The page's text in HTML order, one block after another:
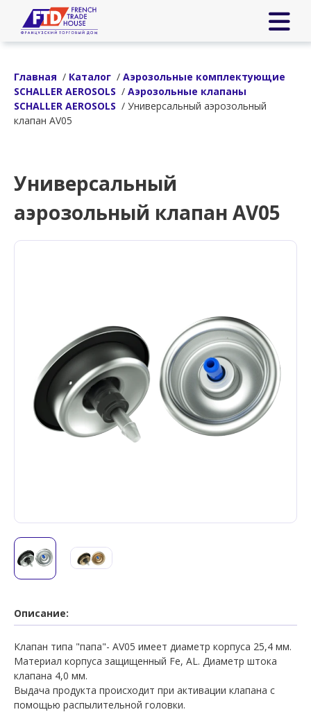
Главная / Каталог / Аэрозольные комплектующие
SCHALLER AEROSOLS / Аэрозольные клапаны
SCHALLER AEROSOLS / Универсальный аэрозольный
клапан AV05
Универсальный
аэрозольный клапан AV05
Описание:
Клапан типа "папа"- AV05 имеет диаметр корпуса 25,4 мм.
Материал корпуса защищенный Fe, AL. Диаметр штока
клапана 4,0 мм.
Выдача продукта происходит при активации клапана с
помощью распылительной головки.